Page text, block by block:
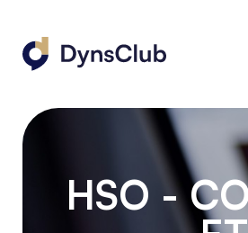
HSO -